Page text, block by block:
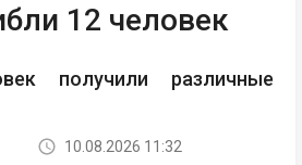
12 человек
получили различные
10.08.2026 11:32